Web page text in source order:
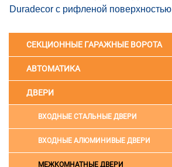
Duradecor с рифленой поверхностью
СЕКЦИОННЫЕ ГАРАЖНЫЕ ВОРОТА
АВТОМАТИКА
ДВЕРИ
ВХОДНЫЕ СТАЛЬНЫЕ ДВЕРИ
ВХОДНЫЕ АЛЮМИНИВЫЕ ДВЕРИ
МЕЖКОМНАТНЫЕ ДВЕРИ